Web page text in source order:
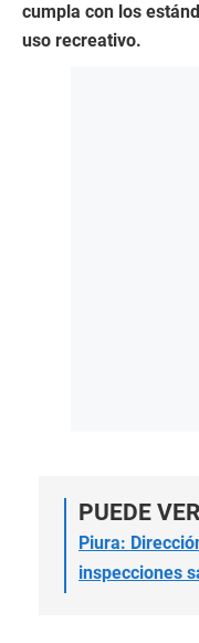
cumpla con los
uso recreativo.
PUEDE
Piura:
inspecciones